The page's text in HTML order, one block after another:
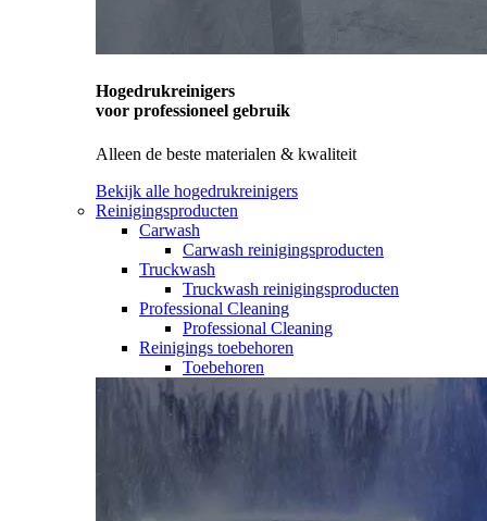
Hogedrukreinigers
voor professioneel gebruik
Alleen de beste materialen & kwaliteit
Bekijk alle hogedrukreinigers
Reinigingsproducten
Carwash
Carwash reinigingsproducten
Truckwash
Truckwash reinigingsproducten
Professional Cleaning
Professional Cleaning
Reinigings toebehoren
Toebehoren